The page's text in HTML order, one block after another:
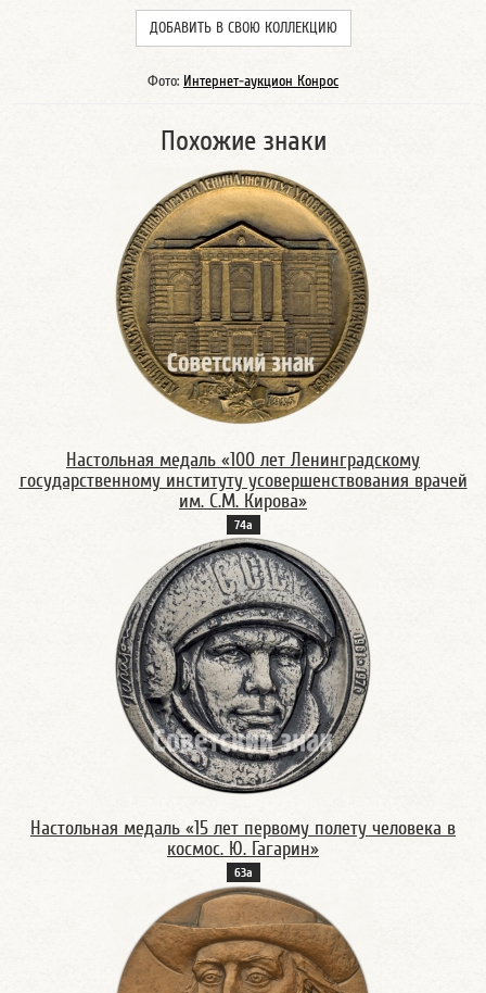
ДОБАВИТЬ В СВОЮ КОЛЛЕКЦИЮ
Фото: Интернет-аукцион Конрос
Похожие знаки
Настольная медаль «100 лет Ленинградскому
государственному институту усовершенствования врачей
им. С.М. Кирова»
74а
Настольная медаль «15 лет первому полету человека в
космос. Ю. Гагарин»
63а